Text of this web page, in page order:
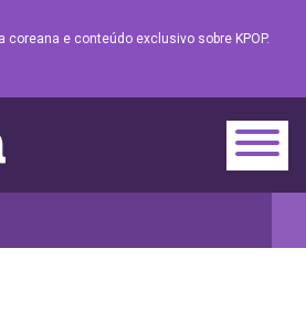
coreana e conteúdo exclusivo sobre KPOP.